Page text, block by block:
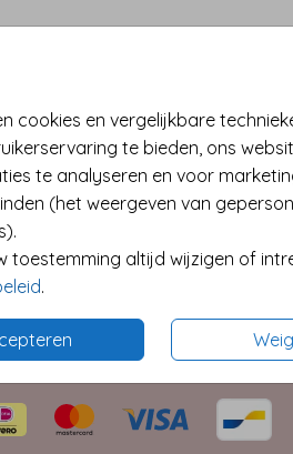
cookies en vergelijkbare
te bieden, ons
te analyseren en voor
(het weergeven van
toestemming altijd wijzigen of
.